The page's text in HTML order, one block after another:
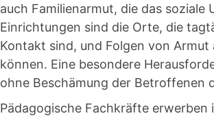
auch Familienarmut, die das
Einrichtungen sind die Orte, die
Kontakt sind, und Folgen von
können. Eine besondere
ohne Beschämung der Betroffenen
Pädagogische Fachkräfte